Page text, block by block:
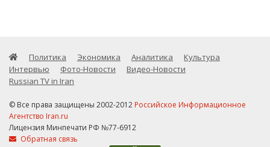
Политика Экономика Аналитика
Культура
Интервью
Фото-Новости
Видео-Новости
Russian TV in Iran
© Все права защищены 2002-2012 Российское Информационное
Агентство Iran.ru
Лицензия Минпечати РФ №77-6912
Обратная связь